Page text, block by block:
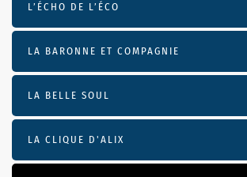
L’ÉCHO DE L’ÉCO
LA BARONNE ET COMPAGNIE
LA BELLE SOUL
LA CLIQUE D'ALIX